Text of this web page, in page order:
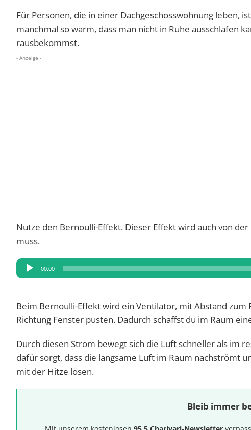
Für Personen, die in einer Dachgeschosswohnung leben,
manchmal so warm, dass man nicht in Ruhe ausschlafen
rausbekommst.
- Anzeige -
Nutze den Bernoulli-Effekt. Dieser Effekt wird auch von
muss.
Audio-
Player
00:00
Beim Bernoulli-Effekt wird ein Ventilator, mit Abstand
Richtung Fenster pusten. Dadurch schaffst du im Raum
Durch diesen Strom bewegt sich die Luft schneller als im
dafür sorgt, dass die langsame Luft im Raum nachströmt
mit der Hitze lösen.
Bleib immer